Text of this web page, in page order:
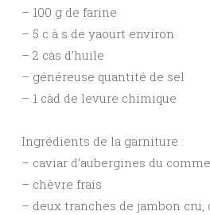
– 100 g de farine
– 5 c à s de yaourt environ
– 2 càs d’huile
– généreuse quantité de sel
– 1 càd de levure chimique
Ingrédients de la garniture :
– caviar d’aubergines du
– chèvre frais
– deux tranches de jambon cru,